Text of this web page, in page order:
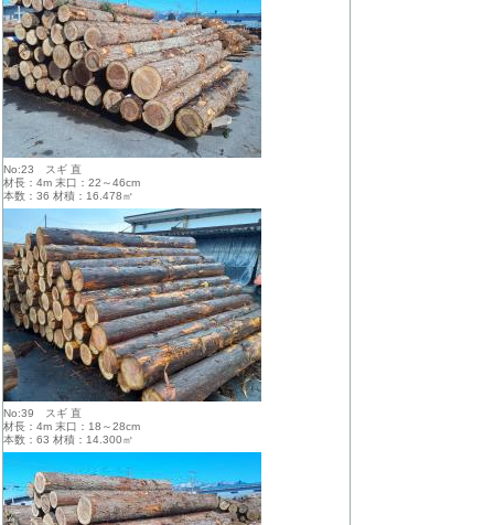
No:23 スギ 直
材長：4m 末口：22～46cm
本数：36 材積：16.478㎥
No:39 スギ 直
材長：4m 末口：18～28cm
本数：63 材積：14.300㎥